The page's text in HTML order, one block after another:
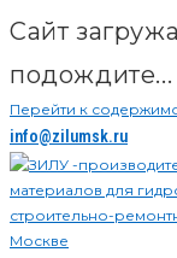
Сайт
подождите...
Перейти к
info@zilumsk.ru